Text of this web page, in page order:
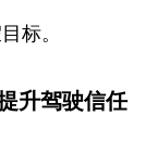
标。
升驾驶信任